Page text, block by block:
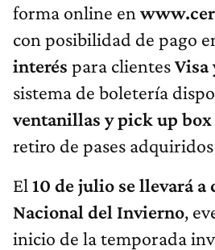
forma online en
con posibilidad de pago
interés para clientesVisa
sistema de boletería
ventanillas y pick up box
retiro de pases
El 10 de julio se llevará a
Nacional del Invierno,
inicio de la temporada